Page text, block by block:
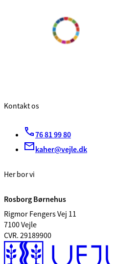
Kontakt os
76 81 99 80
kaher@vejle.dk
Her bor vi
Rosborg Børnehus
Rigmor Fengers Vej 11
7100 Vejle
CVR. 29189900